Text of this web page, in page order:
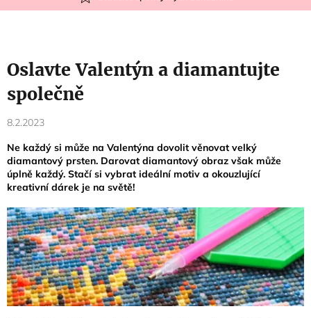
Oslavte Valentýn a diamantujte
společně
8.2.2023
Ne každý si může na Valentýna dovolit věnovat velký
diamantový prsten. Darovat diamantový obraz však může
úplně každý. Stačí si vybrat ideální motiv a okouzlující
kreativní dárek je na světě!